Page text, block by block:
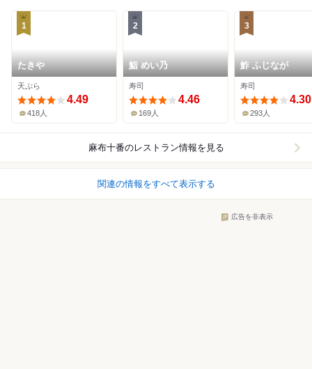
1
たきや
天ぷら
4.49
418人
2
鮨 めい乃
寿司
4.46
169人
3
鮓 ふじなが
寿司
4.30
293人
麻布十番のレストラン情報を見る
関連の情報をすべて表示する
広告を非表示